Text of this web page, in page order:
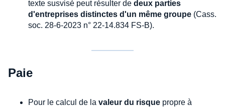
texte susvisé peut résulter de deux parties
d'entreprises distinctes d'un même groupe (Cass.
soc. 28-6-2023 n° 22-14.834 FS-B).
Paie
Pour le calcul de la valeur du risque propre à